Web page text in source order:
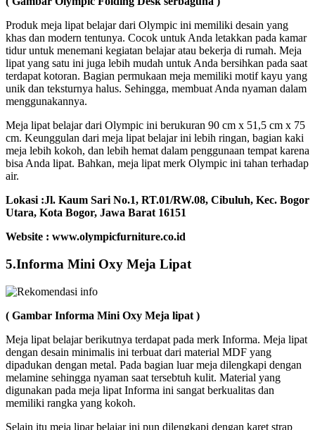
Produk meja lipat belajar dari Olympic ini memiliki desain yang
khas dan modern tentunya. Cocok untuk Anda letakkan pada kamar
tidur untuk menemani kegiatan belajar atau bekerja di rumah. Meja
lipat yang satu ini juga lebih mudah untuk Anda bersihkan pada saat
terdapat kotoran. Bagian permukaan meja memiliki motif kayu yang
unik dan teksturnya halus. Sehingga, membuat Anda nyaman dalam
menggunakannya.
Meja lipat belajar dari Olympic ini berukuran 90 cm x 51,5 cm x 75
cm. Keunggulan dari meja lipat belajar ini lebih ringan, bagian kaki
meja lebih kokoh, dan lebih hemat dalam penggunaan tempat karena
bisa Anda lipat. Bahkan, meja lipat merk Olympic ini tahan terhadap
air.
Lokasi :Jl. Kaum Sari No.1, RT.01/RW.08, Cibuluh, Kec. Bogor
Utara, Kota Bogor, Jawa Barat 16151
Website : www.olympicfurniture.co.id
5.Informa Mini Oxy Meja Lipat
( Gambar Informa Mini Oxy Meja lipat )
Meja lipat belajar berikutnya terdapat pada merk Informa. Meja lipat
dengan desain minimalis ini terbuat dari material MDF yang
dipadukan dengan metal. Pada bagian luar meja dilengkapi dengan
melamine sehingga nyaman saat tersebtuh kulit. Material yang
digunakan pada meja lipat Informa ini sangat berkualitas dan
memiliki rangka yang kokoh.
Selain itu meja lipar belajar ini pun dilengkapi dengan karet strap